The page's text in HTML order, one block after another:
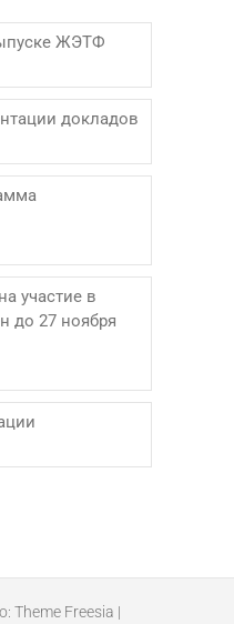
ЖЭТФ
докладов
участие в
до 27 ноября
Theme Freesia |